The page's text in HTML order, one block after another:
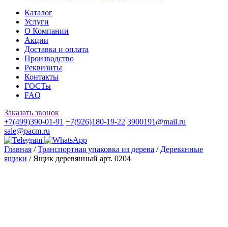
Каталог
Услуги
О Компании
Акции
Доставка и оплата
Производство
Реквизиты
Контакты
ГОСТы
FAQ
Заказать звонок
+7(499)390-01-91 +7(926)180-19-22 3900191@mail.ru
sale@pacm.ru
Главная /Транспортная упаковка из дерева / Деревянные
ящики / Ящик деревянный арт. 0204